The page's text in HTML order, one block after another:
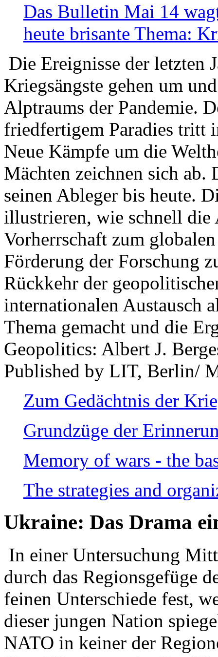
Das Bulletin Mai 14
heute brisante Thema:
Die Ereignisse der letzten
Kriegsängste gehen um
Alptraums der Pandemie.
friedfertigem Paradies tritt
Neue Kämpfe um die
Mächten zeichnen sich
seinen Ableger bis heute.
illustrieren, wie schnell die
Vorherrschaft zum
Förderung der Forschung
Rückkehr der
internationalen Austausch
Thema gemacht und die
Geopolitics: Albert J.
Published by LIT, Berlin/
Zum Gedächtnis der
Grundzüge der
Memory of wars - the
The strategies and
Ukraine: Das Drama
In einer Untersuchung
durch das Regionsgefüge
feinen Unterschiede fest,
dieser jungen Nation
NATO in keiner der